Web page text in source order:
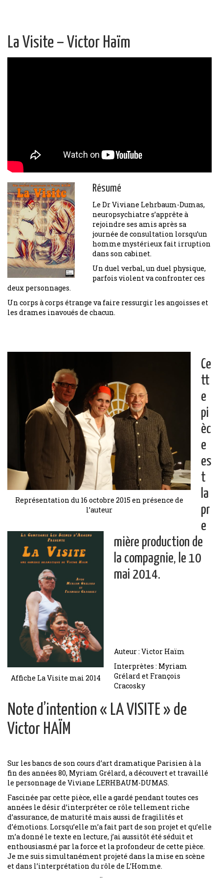
La Visite – Victor Haïm
Résumé
Le Dr Viviane Lehrbaum-Dumas,
neuropsychiatre s’apprête à
rejoindre ses amis après sa
journée de consultation lorsqu’un
homme mystérieux fait irruption
dans son cabinet.
Un duel verbal, un duel physique,
parfois violent va confronter ces
deux personnages.
Un corps à corps étrange va faire ressurgir les angoisses et
les drames inavoués de chacun.
Représentation du 16 octobre 2015 en présence de
l’auteur
Affiche La Visite mai 2014
Ce
tt
e
pi
èc
e
es
t
la
pr
e
mière production de
la compagnie, le 10
mai 2014.
Auteur : Victor Haïm
Interprètes : Myriam
Grélard et François
Cracosky
Note d’intention « LA VISITE » de
Victor HAÏM
Sur les bancs de son cours d’art dramatique Parisien à la
fin des années 80, Myriam Grélard, a découvert et travaillé
le personnage de Viviane LERHBAUM-DUMAS.
Fascinée par cette pièce, elle a gardé pendant toutes ces
années le désir d’interpréter ce rôle tellement riche
d’assurance, de maturité mais aussi de fragilités et
d’émotions. Lorsqu’elle m’a fait part de son projet et qu’elle
m’a donné le texte en lecture, j’ai aussitôt été séduit et
enthousiasmé par la force et la profondeur de cette pièce.
Je me suis simultanément projeté dans la mise en scène
et dans l’interprétation du rôle de L’Homme.